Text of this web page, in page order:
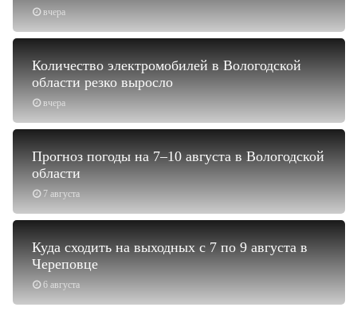
вчера
вчера
Количество электромобилей в Вологодской
области резко выросло
7 августа
Прогноз погоды на 7–10 августа в Вологодской
области
6 августа
Куда сходить на выходных с 7 по 9 августа в
Череповце